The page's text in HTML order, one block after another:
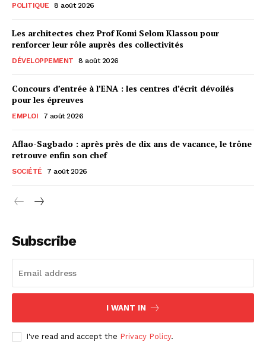
POLITIQUE 8 août 2026
Les architectes chez Prof Komi Selom Klassou pour
renforcer leur rôle auprès des collectivités
DÉVELOPPEMENT 8 août 2026
Concours d’entrée à l’ENA : les centres d’écrit dévoilés
pour les épreuves
EMPLOI 7 août 2026
Aflao-Sagbado : après près de dix ans de vacance, le trône
retrouve enfin son chef
SOCIÉTÉ 7 août 2026
Subscribe
I WANT IN
I've read and accept the Privacy Policy.